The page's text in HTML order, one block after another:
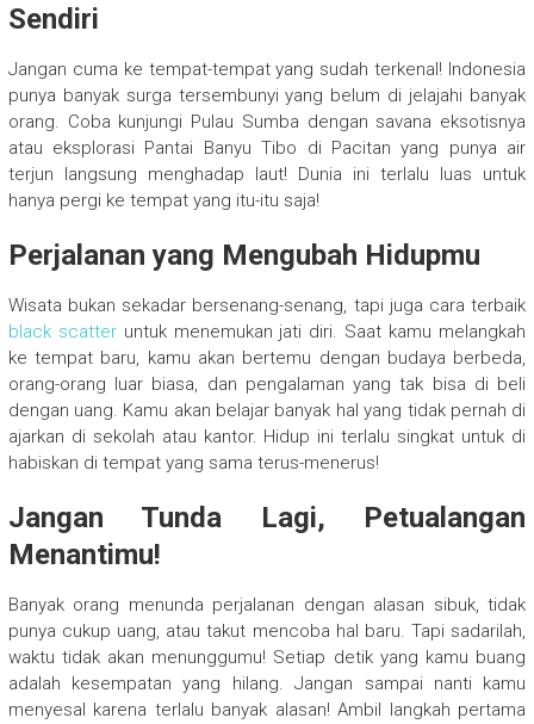
Sendiri
Jangan cuma ke tempat-tempat yang sudah terkenal! Indonesia
punya banyak surga tersembunyi yang belum di jelajahi banyak
orang. Coba kunjungi Pulau Sumba dengan savana eksotisnya
atau eksplorasi Pantai Banyu Tibo di Pacitan yang punya air
terjun langsung menghadap laut! Dunia ini terlalu luas untuk
hanya pergi ke tempat yang itu-itu saja!
Perjalanan yang Mengubah Hidupmu
Wisata bukan sekadar bersenang-senang, tapi juga cara terbaik
black scatteruntuk menemukan jati diri. Saat kamu melangkah
ke tempat baru, kamu akan bertemu dengan budaya berbeda,
orang-orang luar biasa, dan pengalaman yang tak bisa di beli
dengan uang. Kamu akan belajar banyak hal yang tidak pernah di
ajarkan di sekolah atau kantor. Hidup ini terlalu singkat untuk di
habiskan di tempat yang sama terus-menerus!
Jangan Tunda Lagi, Petualangan
Menantimu!
Banyak orang menunda perjalanan dengan alasan sibuk, tidak
punya cukup uang, atau takut mencoba hal baru. Tapi sadarilah,
waktu tidak akan menunggumu! Setiap detik yang kamu buang
adalah kesempatan yang hilang. Jangan sampai nanti kamu
menyesal karena terlalu banyak alasan! Ambil langkah pertama